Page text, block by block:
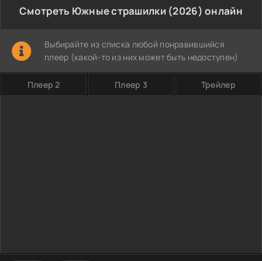
Смотреть Южные страшилки (2026) онлайн
Выбирайте из списка любой понравившийся
плеер (какой-то из них может быть недоступен)
Плеер 2 Плеер 3 Трейлер